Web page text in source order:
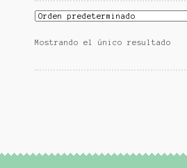
Mostrando el único resultado